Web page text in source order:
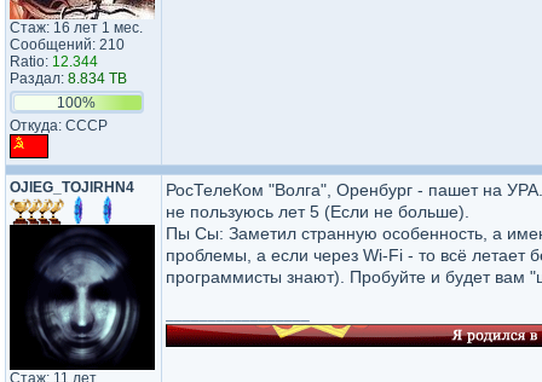
Стаж: 16 лет 1 мес.
Сообщений: 210
Ratio: 12.344
Раздал: 8.834 TB
100%
Откуда: СССР
OJlEG_TOJlRHN4
Стаж: 11 лет
РосТелеКом "Волга", Оренбург - пашет на
не пользуюсь лет 5 (Если не больше).
Пы Сы: Заметил странную особенность, а
проблемы, а если через Wi-Fi - то всё летает
программисты знают). Пробуйте и будет вам